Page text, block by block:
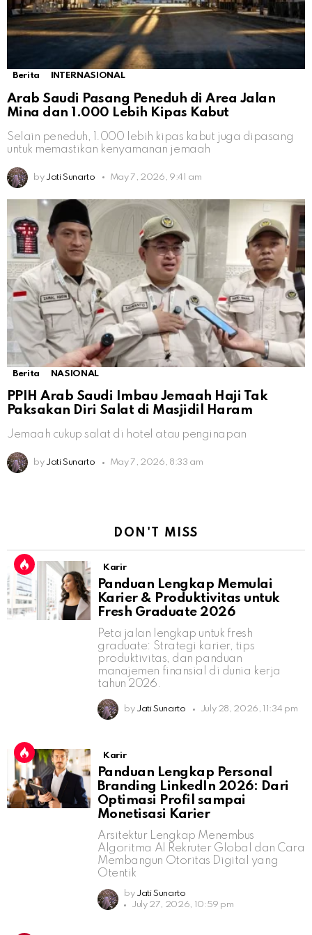
Berita INTERNASIONAL
Arab Saudi Pasang Peneduh di Area Jalan
Mina dan 1.000 Lebih Kipas Kabut
Selain peneduh, 1.000 lebih kipas kabut juga dipasang
untuk memastikan kenyamanan jemaah
by Jati Sunarto May 7, 2026, 9:41 am
Berita NASIONAL
PPIH Arab Saudi Imbau Jemaah Haji Tak
Paksakan Diri Salat di Masjidil Haram
Jemaah cukup salat di hotel atau penginapan
by Jati Sunarto May 7, 2026, 8:33 am
DON'T MISS
Karir
Panduan Lengkap Memulai
Karier & Produktivitas untuk
Fresh Graduate 2026
Peta jalan lengkap untuk fresh
graduate: Strategi karier, tips
produktivitas, dan panduan
manajemen finansial di dunia kerja
tahun 2026.
by Jati Sunarto July 28, 2026, 11:34 pm
Karir
Panduan Lengkap Personal
Branding LinkedIn 2026: Dari
Optimasi Profil sampai
Monetisasi Karier
Arsitektur Lengkap Menembus
Algoritma AI Rekruter Global dan Cara
Membangun Otoritas Digital yang
Otentik
by Jati Sunarto
July 27, 2026, 10:59 pm